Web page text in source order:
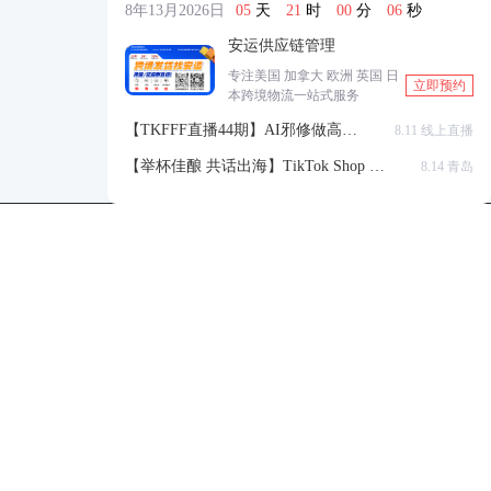
8年13月2026日 05 天 21 时 00 分 06 秒
安运供应链管理
专注美国 加拿大 欧洲 英国 日
本跨境物流一站式服务
立即预约
【TKFFF直播44期】AI邪修做高点
带货视频
8.11 线上直播
【举杯佳酿 共话出海】TikTok Shop 全
8.14 青岛